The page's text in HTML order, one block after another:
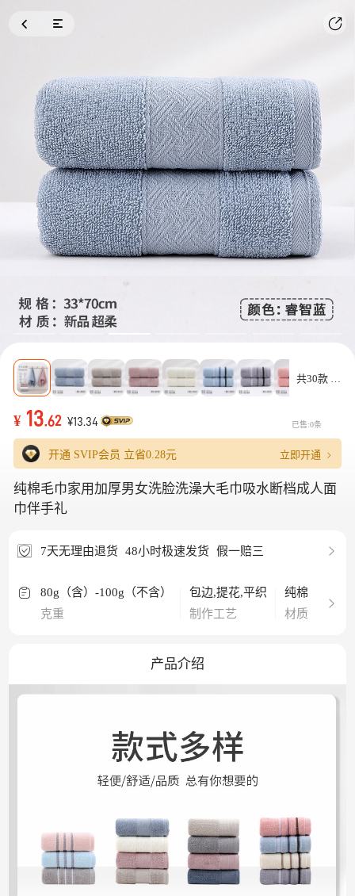
共30款
¥ 13.62 ¥13.34 已售:0条
开通 SVIP会员 立省0.28元 立即开通
纯棉毛巾家用加厚男女洗脸洗澡大毛巾吸水断档成人面
巾伴手礼
7天无理由退货 48小时极速发货 假一赔三
80g（含）-100g（不含）
克重
包边,提花,平织
制作工艺
纯棉
材质
产品介绍